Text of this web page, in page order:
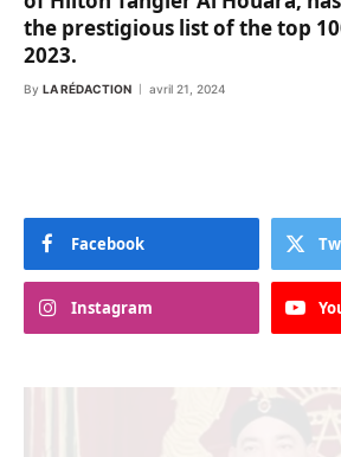
the prestigious list of the top
2023.
By LA RÉDACTION avril 21, 2024
Facebook
Instagram